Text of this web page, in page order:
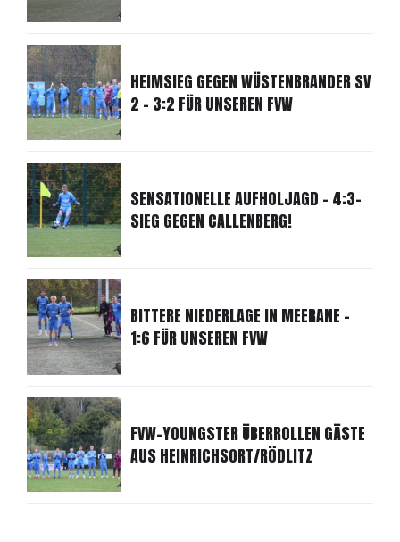
HEIMSIEG GEGEN WÜSTENBRANDER SV
2 - 3:2 FÜR UNSEREN FVW
SENSATIONELLE AUFHOLJAGD - 4:3-
SIEG GEGEN CALLENBERG!
BITTERE NIEDERLAGE IN MEERANE -
1:6 FÜR UNSEREN FVW
FVW-YOUNGSTER ÜBERROLLEN GÄSTE
AUS HEINRICHSORT/RÖDLITZ